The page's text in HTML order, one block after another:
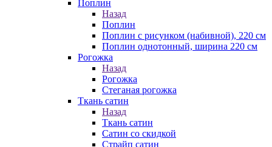
Поплин
Назад
Поплин
Поплин с рисунком (набивной), 220 см
Поплин однотонный, ширина 220 см
Рогожка
Назад
Рогожка
Стеганая рогожка
Ткань сатин
Назад
Ткань сатин
Сатин со скидкой
Страйп сатин